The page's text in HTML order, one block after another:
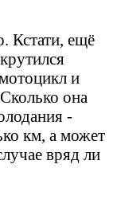
Кстати, ещё
и
она
-
км, а может
вряд ли